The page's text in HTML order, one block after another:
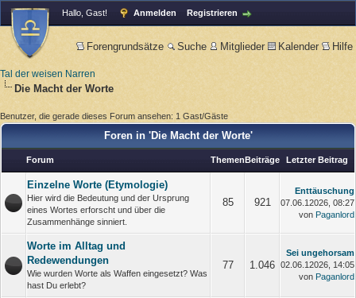
Hallo, Gast! Anmelden Registrieren
Forengrundsätze Suche Mitglieder Kalender Hilfe
Tal der weisen Narren
Die Macht der Worte
Benutzer, die gerade dieses Forum ansehen: 1 Gast/Gäste
Foren in 'Die Macht der Worte'
Forum ThemenBeiträge Letzter Beitrag
Einzelne Worte (Etymologie)
Hier wird die Bedeutung und der Ursprung
eines Wortes erforscht und über die
Zusammenhänge sinniert.
85 921
Enttäuschung
07.06.12026, 08:27
von Paganlord
Worte im Alltag und
Redewendungen
Wie wurden Worte als Waffen eingesetzt? Was
hast Du erlebt?
77 1.046
Sei ungehorsam
02.06.12026, 14:05
von Paganlord